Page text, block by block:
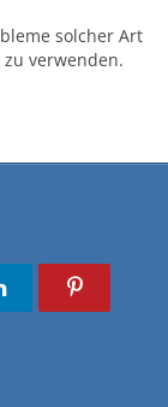
solcher Art
verwenden.